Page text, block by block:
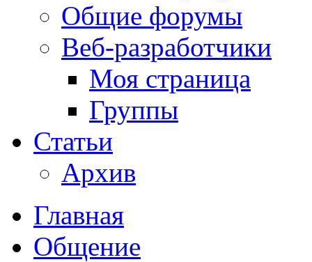
Общие форумы
Веб-разработчики
Моя страница
Группы
Статьи
Архив
Главная
Общение